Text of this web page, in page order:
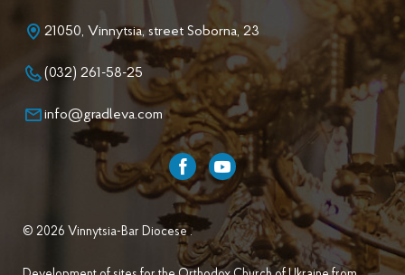
21050, Vinnytsia, street Soborna, 23
(032) 261-58-25
info@gradleva.com
© 2026 Vinnytsia-Bar Diocese .